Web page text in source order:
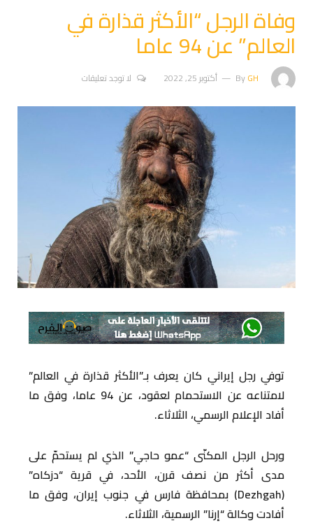
وفاة الرجل “الأكثر قذارة في
العالم” عن 94 عاما
ByGH أكتوبر 25, 2022 لا توجد تعليقات
توفي رجل إيراني كان يعرف بـ”الأكثر قذارة في العالم”
لامتناعه عن الاستحمام لعقود، عن 94 عاما، وفق ما
أفاد الإعلام الرسمي، الثلاثاء.
ورحل الرجل المكنّى “عمو حاجي” الذي لم يستحمّ على
مدى أكثر من نصف قرن، الأحد، في قرية “دزكاه”
(Dezhgah) بمحافظة فارس في جنوب إيران، وفق ما
أفادت وكالة “إرنا” الرسمية، الثلاثاء.